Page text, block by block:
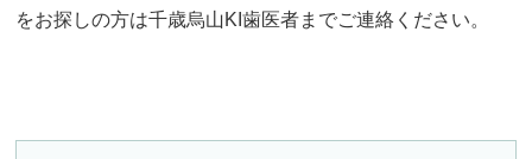
をお探しの方は千歳烏山KI歯医者までご連絡ください。